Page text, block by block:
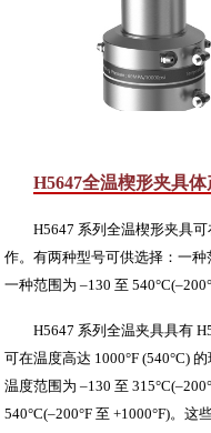
H5647全温楔形夹具
H5647 系列全温楔形夹具可
作。有两种型号可供选择：一种
一种范围为 –130 至
H5647 系列全温夹具具有
可在温度高达 1000°F (540°C)
温度范围为 –130 至
540°C(–200°F 至 +1000°F)。